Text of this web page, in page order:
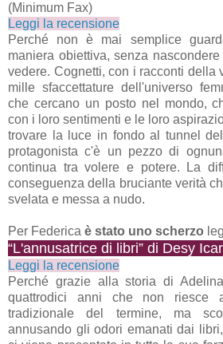
(Minimum Fax)
Leggi la recensione
Perché non è mai semplice
maniera obiettiva, senza
vedere. Cognetti, con i racconti della
mille sfaccettature dell'universo
che cercano un posto nel mondo,
con i loro sentimenti e le loro
trovare la luce in fondo al tunnel
protagonista c'è un pezzo di
continua tra volere e potere. La
conseguenza della bruciante verità
svelata e messa a nudo.
Per Federica è stato uno scherzo
“L'annusatrice di libri” di Desy
Leggi la recensione
Perché grazie alla storia di
quattrodici anni che non riesce
tradizionale del termine, ma
annusando gli odori emanati dai